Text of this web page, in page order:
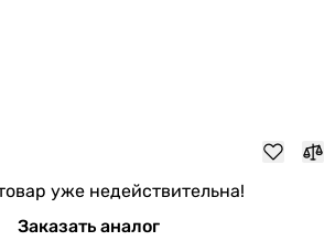
уже недействительна!
Заказать аналог